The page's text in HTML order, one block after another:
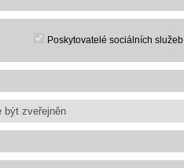
Poskytovatelé sociálních služeb